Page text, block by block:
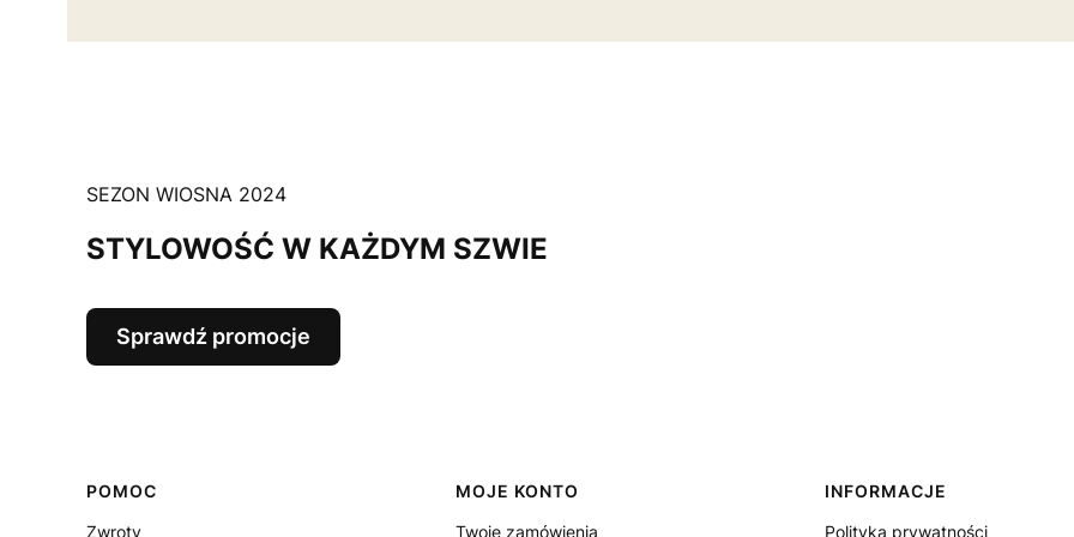
SEZON WIOSNA 2024
STYLOWOŚĆ W KAŻDYM SZWIE
Sprawdź promocje
Linki w stopce
POMOC
Zwroty
MOJE KONTO
Twoje zamówienia
INFORMACJE
Polityka prywatności